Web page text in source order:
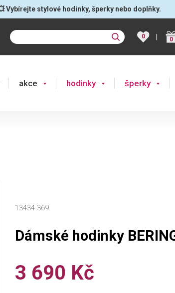
Vybírejte stylové hodinky, šperky nebo doplňky.
0 | 0
akce hodinky šperky
13434-369
Dámské hodinky
3 690 Kč